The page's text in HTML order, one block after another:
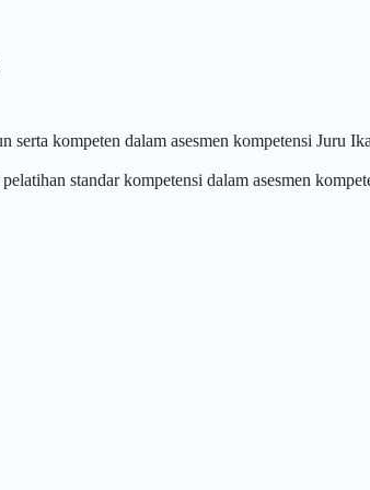
kompeten dalam asesmen kompetensi Juru
standar kompetensi dalam asesmen